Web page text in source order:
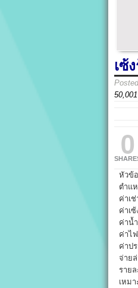
เซ้
0
หัวข้
ตำแ
ค่าเ
ค่าเซ้
ค่าน้
ค่าไ
ค่าป
จ่าย
ราย
เหม